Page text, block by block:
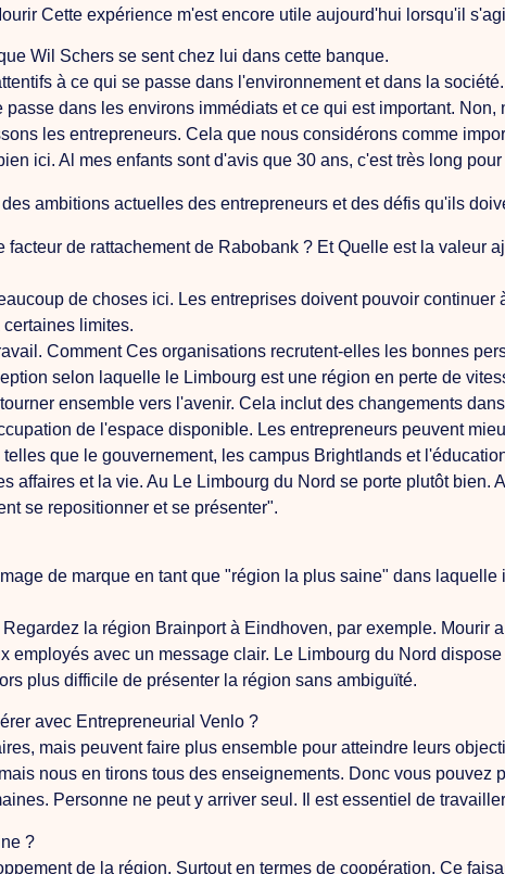
Cette expérience m'est encore utile aujourd'hui lorsqu'il
Wil Schers se sent chez lui dans cette banque.
à ce qui se passe dans l'environnement et dans la
dans les environs immédiats et ce qui est important.
les entrepreneurs.Celaque nous considérons comme
ici.Al mes enfants sont d'avis que 30 ans, c'est très long
ambitions actuelles des entrepreneurs et des défis qu'ils
de rattachement de Rabobank ? EtQuelle est la valeur
de choses ici. Les entreprises doivent pouvoir continuer
limites.
CommentCes organisations recrutent-elles les bonnes
selon laquelle le Limbourg est une région en perte de
ensemble vers l'avenir. Cela inclut des changements
de l'espace disponible. Les entrepreneurs peuvent
que le gouvernement, les campus Brightlands et
affaires et la vie.Au Le Limbourg du Nord se porte plutôt bien.
se repositionner et se présenter".
de marque en tant que "région la plus saine" dans
la région Brainport à Eindhoven, par exemple. Mourir
employés avec un message clair. Le Limbourg du Nord
plus difficile de présenter la région sans ambiguïté.
avec Entrepreneurial Venlo ?
mais peuvent faire plus ensemble pour atteindre leurs
nous en tirons tous des enseignements. Doncvous pouvez
Personne ne peut y arriver seul. Il est essentiel de
?
de la région. Surtout en termes de coopération. Ce